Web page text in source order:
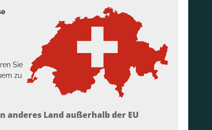
Sie
zu
anderes Land außerhalb der EU